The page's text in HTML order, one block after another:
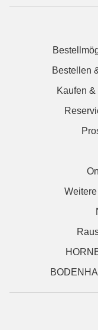
Bestellen
Kaufen